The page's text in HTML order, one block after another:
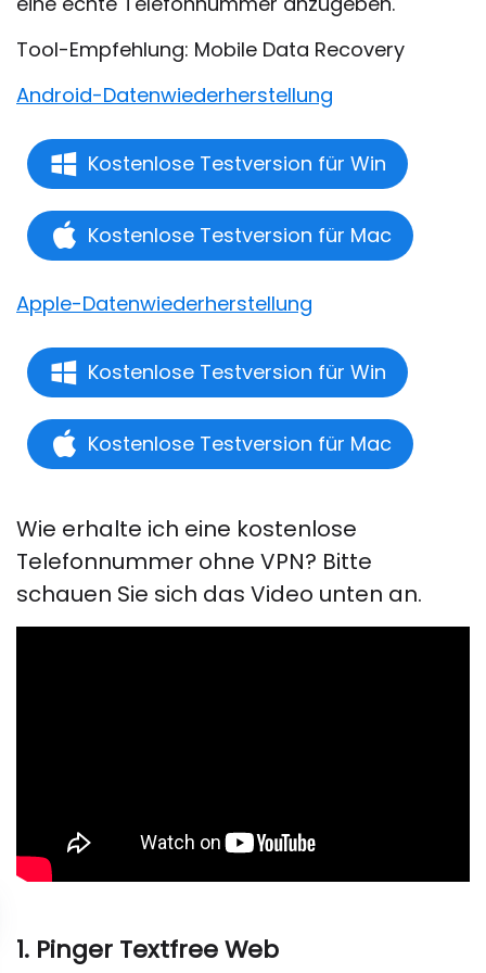
Tool-Empfehlung: Mobile Data Recovery
Android-Datenwiederherstellung
Kostenlose Testversion für Win
Kostenlose Testversion für Mac
Apple-Datenwiederherstellung
Kostenlose Testversion für Win
Kostenlose Testversion für Mac
Wie erhalte ich eine kostenlose
Telefonnummer ohne VPN? Bitte
schauen Sie sich das Video unten an.
1. Pinger Textfree Web